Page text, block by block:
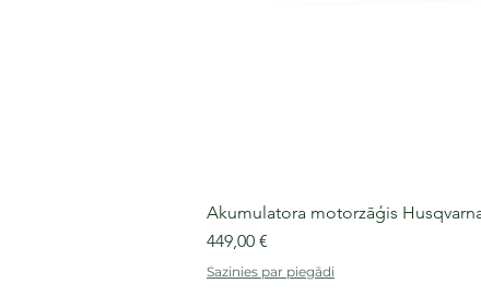
Akumulatora motorzāģis
Cena
449,00 €
Sazinies par piegādi